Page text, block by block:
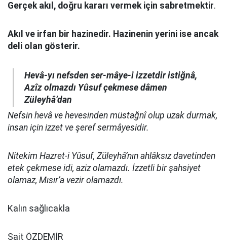
Gerçek akıl, doğru kararı vermek için sabretmektir.
Akıl ve irfan bir hazinedir. Hazinenin yerini ise ancak
deli olan gösterir.
Hevâ-yı nefsden ser-mâye-i izzetdir istiğnâ,
Azîz olmazdı Yûsuf çekmese dâmen
Züleyhâ’dan
Nefsin hevâ ve hevesinden müstağnî olup uzak durmak,
insan için izzet ve şeref sermâyesidir.
Nitekim Hazret-i Yûsuf, Züleyhâ’nın ahlâksız davetinden
etek çekmese idi, aziz olamazdı. İzzetli bir şahsiyet
olamaz, Mısır’a vezir olamazdı.
Kalın sağlıcakla
Sait ÖZDEMİR